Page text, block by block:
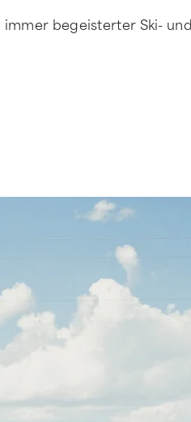
begeisterter Ski-